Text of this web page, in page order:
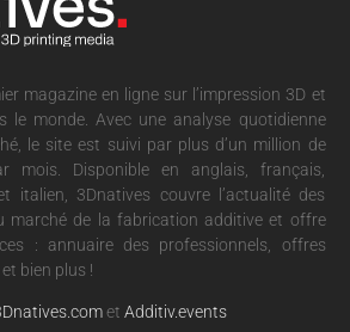
magazine en ligne sur l’impression 3D et
le monde. Avec une analyse quotidienne
le site est suivi par plus d’un million de
mois. Disponible en anglais, français,
italien, 3Dnatives couvre l’actualité des
marché de la fabrication additive et offre
: annuaire des professionnels, offres
bien plus !
et Additiv.events